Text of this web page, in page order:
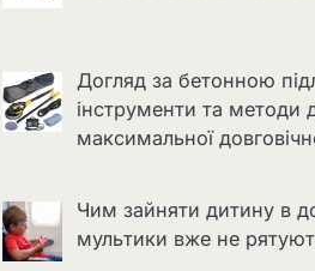
Догляд за бетонною
інструменти та методи
максимальної
Чим зайняти дитину в
мультики вже не